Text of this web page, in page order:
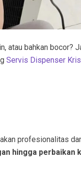
atau bahkan bocor?
Servis Dispenser
profesionalitas
hingga perbaikan